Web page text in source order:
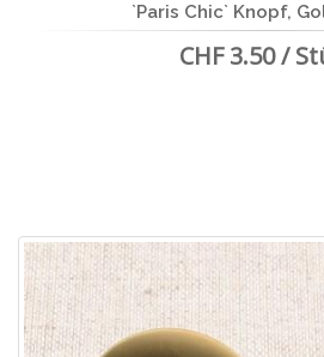
`Paris Chic` Knopf,
CHF 3.50 /